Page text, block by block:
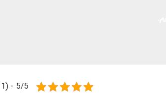
5/5 - (1 امتیاز)